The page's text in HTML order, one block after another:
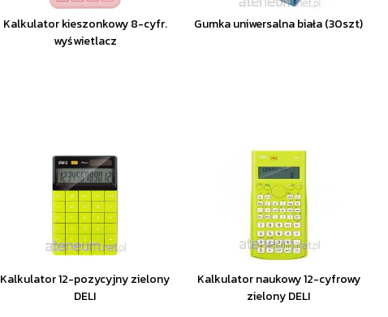
Kalkulator kieszonkowy 8-cyfr.
wyświetlacz
Gumka uniwersalna biała (30szt)
Kalkulator 12-pozycyjny zielony
DELI
Kalkulator naukowy 12-cyfrowy
zielony DELI